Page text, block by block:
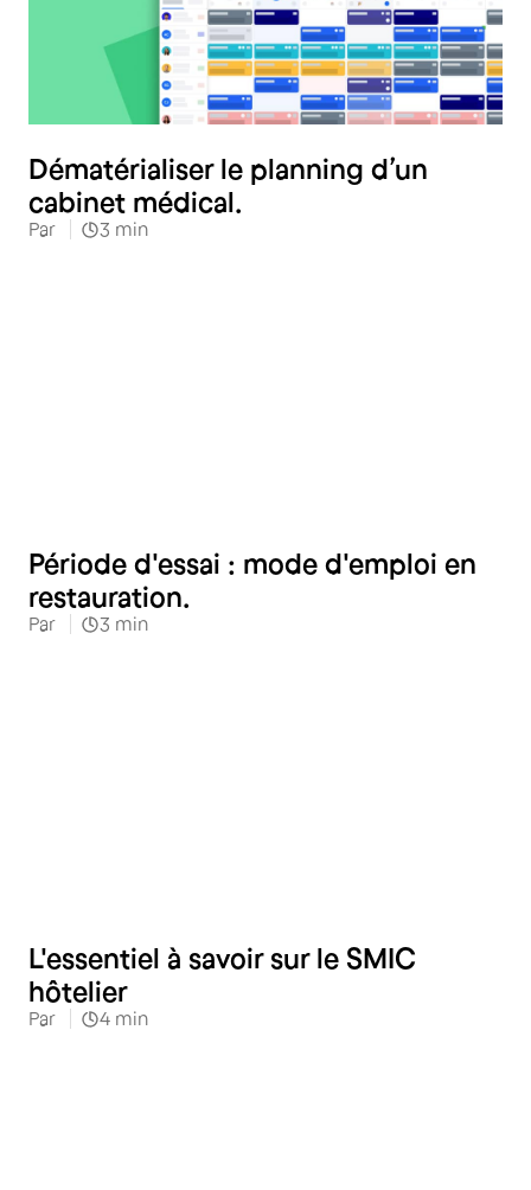
Dématérialiser le planning d’un
cabinet médical.
Par 3 min
Période d'essai : mode d'emploi en
restauration.
Par 3 min
L'essentiel à savoir sur le SMIC
hôtelier
Par 4 min